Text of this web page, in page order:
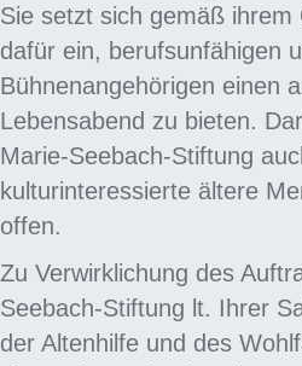
Sie setzt sich gemäß ihrem
dafür ein, berufsunfähigen
Bühnenangehörigen einen
Lebensabend zu bieten.
Marie-Seebach-Stiftung
kulturinteressierte ältere
offen.
Zu Verwirklichung des
Seebach-Stiftung lt. Ihrer
der Altenhilfe und des